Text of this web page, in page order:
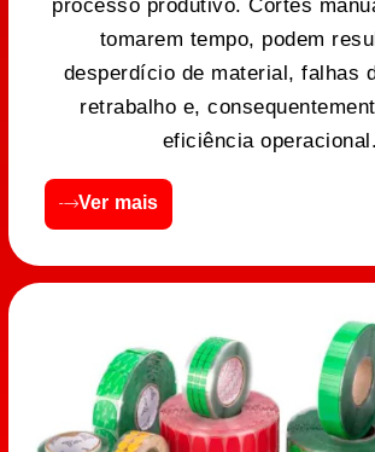
processo produtivo. Cortes
tomarem tempo, podem
desperdício de material, falhas
retrabalho e,
eficiência operacional.
Ver mais